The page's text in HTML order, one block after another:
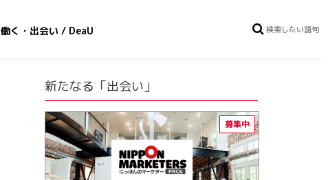
働く・出会い / DeaU
新たなる「出会い」